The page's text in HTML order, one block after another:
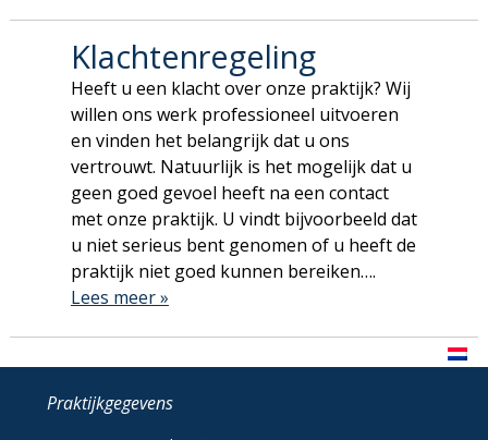
Klachtenregeling
Heeft u een klacht over onze praktijk? Wij
willen ons werk professioneel uitvoeren
en vinden het belangrijk dat u ons
vertrouwt. Natuurlijk is het mogelijk dat u
geen goed gevoel heeft na een contact
met onze praktijk. U vindt bijvoorbeeld dat
u niet serieus bent genomen of u heeft de
praktijk niet goed kunnen bereiken….
Lees meer »
Praktijkgegevens